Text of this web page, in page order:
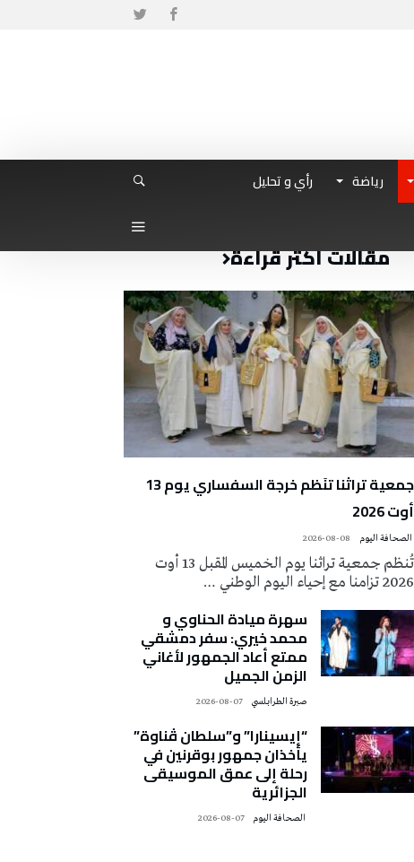
رياضة
رأي و تحليل
مقالات أكثر قراءة
جمعية تراثنا تنَظم خرجة السفساري يوم 13
أوت 2026
2026-08-08
تُنظم جمعية تراثنا يوم الخميس المقبل 13 أوت
2026 تزامنا مع إحياء اليوم الوطني …
سهرة ميادة الحناوي و
محمد خيري: سفر دمشقي
ممتع أعاد الجمهور لأغاني
الزمن الجميل
صبرة الطرابلسي 2026-08-07
“إيسينارا” و”سلطان ڤناوة”
يأخذان جمهور بوقرنين في
رحلة إلى عمق الموسيقى
الجزائرية
2026-08-07